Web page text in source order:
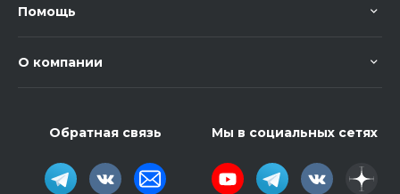
Помощь
О компании
Обратная связь Мы в социальных сетях